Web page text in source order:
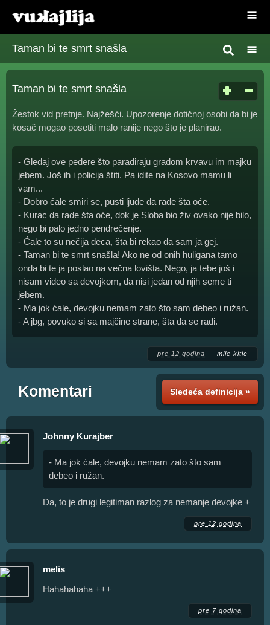
Taman bi te smrt snašla
Taman bi te smrt snašla
Žestok vid pretnje. Najžešći. Upozorenje dotičnoj osobi da bi je
kosač mogao posetiti malo ranije nego što je planirao.
- Gledaj ove pedere što paradiraju gradom krvavu im majku
jebem. Još ih i policija štiti. Pa idite na Kosovo mamu li
vam...
- Dobro ćale smiri se, pusti ljude da rade šta oće.
- Kurac da rade šta oće, dok je Sloba bio živ ovako nije bilo,
nego bi palo jedno pendrečenje.
- Ćale to su nečija deca, šta bi rekao da sam ja gej.
- Taman bi te smrt snašla! Ako ne od onih huligana tamo
onda bi te ja poslao na večna lovišta. Nego, ja tebe još i
nisam video sa devojkom, da nisi jedan od njih seme ti
jebem.
- Ma jok ćale, devojku nemam zato što sam debeo i ružan.
- A jbg, povuko si sa majčine strane, šta da se radi.
pre 12 godina mile kitic
Sledeća definicija »
Komentari
Johnny Kurajber
- Ma jok ćale, devojku nemam zato što sam
debeo i ružan.
Da, to je drugi legitiman razlog za nemanje devojke +
pre 12 godina
melis
Hahahahaha +++
pre 7 godina